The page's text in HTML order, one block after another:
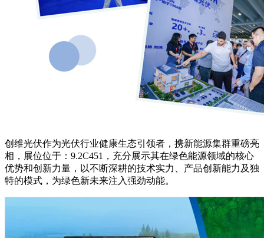
创维光伏作为光伏行业健康生态引领者，携新能源集群重磅亮
相，展位位于：9.2C451，充分展示其在绿色能源领域的核心
优势和创新力量，以不断深耕的技术实力、产品创新能力及独
特的模式，为绿色新未来注入强劲动能。